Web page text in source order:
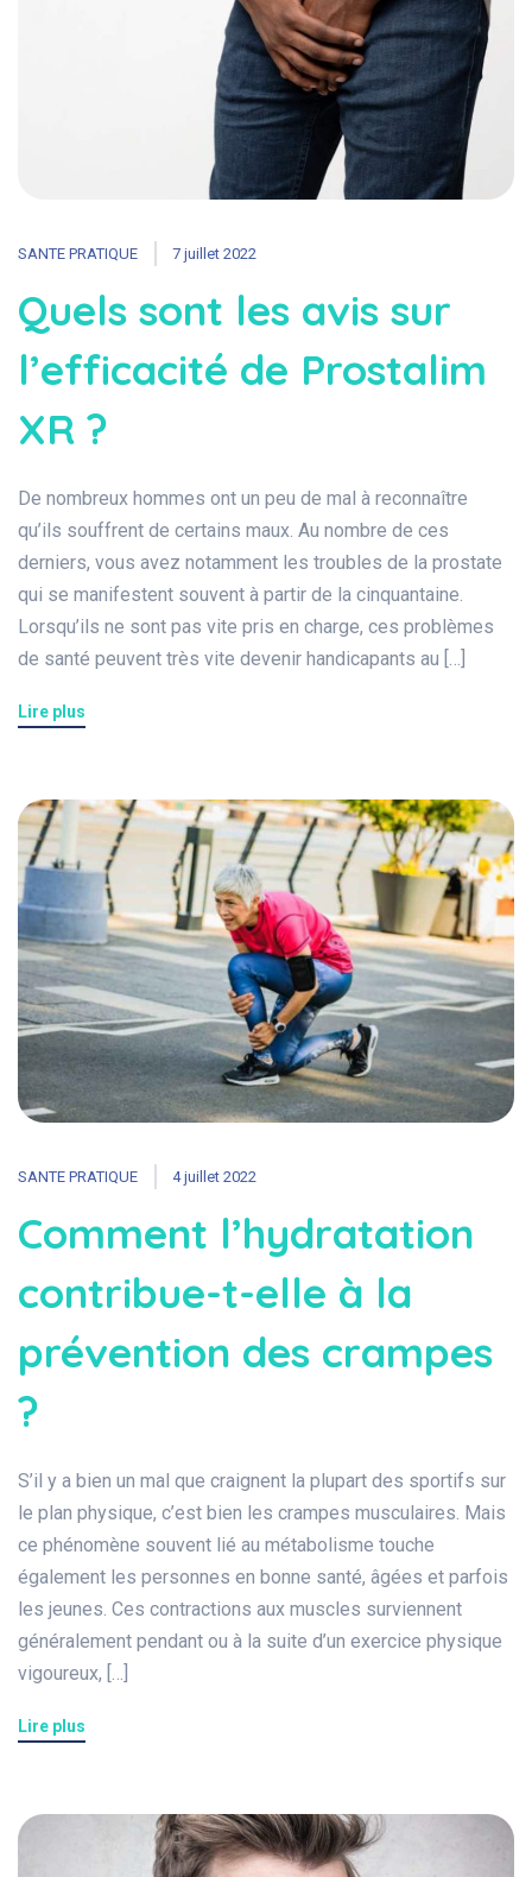
SANTE PRATIQUE 7 juillet 2022
Quels sont les avis sur
l’efficacité de Prostalim
XR ?
De nombreux hommes ont un peu de mal à reconnaître
qu’ils souffrent de certains maux. Au nombre de ces
derniers, vous avez notamment les troubles de la prostate
qui se manifestent souvent à partir de la cinquantaine.
Lorsqu’ils ne sont pas vite pris en charge, ces problèmes
de santé peuvent très vite devenir handicapants au […]
Lire plus
SANTE PRATIQUE 4 juillet 2022
Comment l’hydratation
contribue-t-elle à la
prévention des crampes
?
S’il y a bien un mal que craignent la plupart des sportifs sur
le plan physique, c’est bien les crampes musculaires. Mais
ce phénomène souvent lié au métabolisme touche
également les personnes en bonne santé, âgées et parfois
les jeunes. Ces contractions aux muscles surviennent
généralement pendant ou à la suite d’un exercice physique
vigoureux, […]
Lire plus